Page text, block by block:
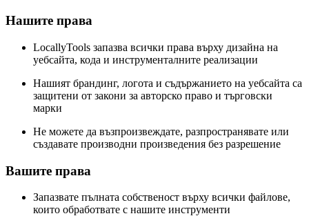
Нашите права
LocallyTools запазва всички права върху дизайна на
уебсайта, кода и инструменталните реализации
Нашият брандинг, логота и съдържанието на уебсайта са
защитени от закони за авторско право и търговски
марки
Не можете да възпроизвеждате, разпространявате или
създавате производни произведения без разрешение
Вашите права
Запазвате пълната собственост върху всички файлове,
които обработвате с нашите инструменти